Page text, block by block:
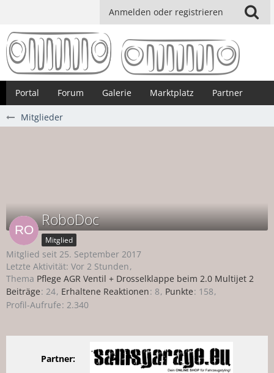
Anmelden oder registrieren
Portal Forum Galerie Marktplatz Partner
Mitglieder
RoboDoc
Mitglied
Mitglied seit 25. September 2017
Letzte Aktivität: Vor 2 Stunden
Thema Pflege AGR Ventil + Drosselklappe beim 2.0 Multijet 2
Beiträge 24 Erhaltene Reaktionen 8 Punkte 158
Profil-Aufrufe 2.340
Partner: